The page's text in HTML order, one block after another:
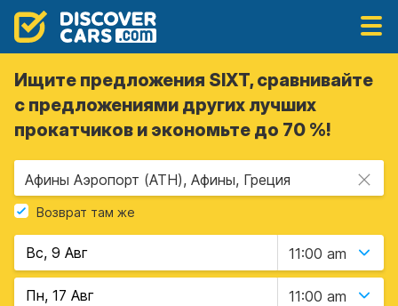
Ищите предложения SIXT, сравнивайте
с предложениями других лучших
прокатчиков и экономьте до 70 %!
Афины Аэропорт (ATH), Афины, Греция
Возврат там же
11:00 am
11:00 am